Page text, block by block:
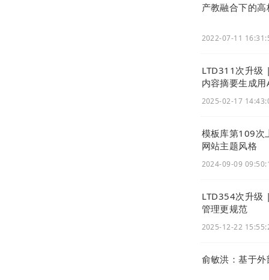
产教融合下的
2022-07-11
LTD311次升级
内容摘要生成
2025-02-17
模板库第109次
网站主题风格
2024-09-09
LTD354次升级
管理更规范
2025-12-22
俞敏洪：基于